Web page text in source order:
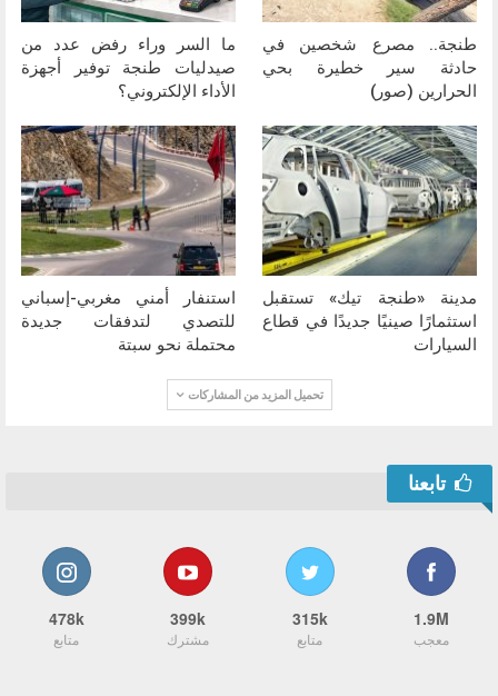
طنجة.. مصرع شخصين في
حادثة سير خطيرة بحي
الحرارين (صور)
ما السر وراء رفض عدد من
صيدليات طنجة توفير أجهزة
الأداء الإلكتروني؟
مدينة «طنجة تيك» تستقبل
استثمارًا صينيًا جديدًا في قطاع
السيارات
استنفار أمني مغربي-إسباني
للتصدي لتدفقات جديدة
محتملة نحو سبتة
تحميل المزيد من المشاركات
تابعنا
1.9M
معجب
315k
متابع
399k
مشترك
478k
متابع